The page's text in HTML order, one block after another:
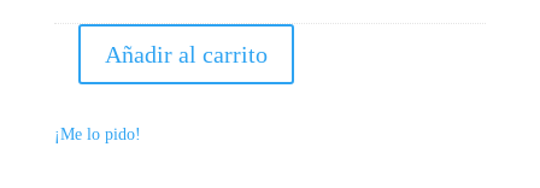
TOALLITAS
UD.
Añadir al carrito
¡Me lo pido!